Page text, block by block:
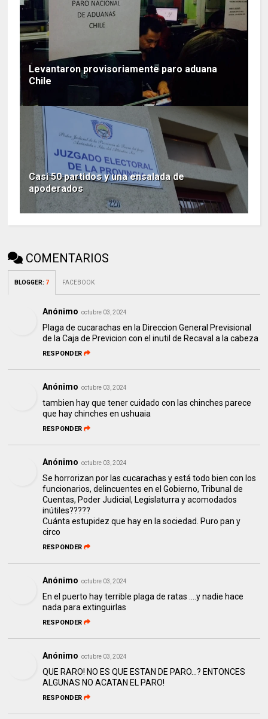
Levantaron provisoriamente paro aduana
Chile
Casi 50 partidos y una ensalada de
apoderados
COMENTARIOS
BLOGGER: 7 FACEBOOK
Anónimo octubre 03, 2024
Plaga de cucarachas en la Direccion General Previsional
de la Caja de Previcion con el inutil de Recaval a la cabeza
RESPONDER
Anónimo octubre 03, 2024
tambien hay que tener cuidado con las chinches parece
que hay chinches en ushuaia
RESPONDER
Anónimo octubre 03, 2024
Se horrorizan por las cucarachas y está todo bien con los
funcionarios, delincuentes en el Gobierno, Tribunal de
Cuentas, Poder Judicial, Legislaturra y acomodados
inútiles?????
Cuánta estupidez que hay en la sociedad. Puro pan y
circo
RESPONDER
Anónimo octubre 03, 2024
En el puerto hay terrible plaga de ratas ....y nadie hace
nada para extinguirlas
RESPONDER
Anónimo octubre 03, 2024
QUE RARO! NO ES QUE ESTAN DE PARO...? ENTONCES
ALGUNAS NO ACATAN EL PARO!
RESPONDER